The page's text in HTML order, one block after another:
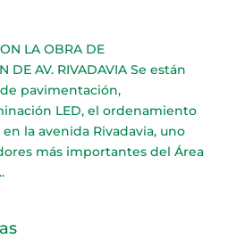
LA OBRA DE
DE AV. RIVADAVIA Se están
pavimentación,
LED, el ordenamiento
la avenida Rivadavia, uno
más importantes del Área